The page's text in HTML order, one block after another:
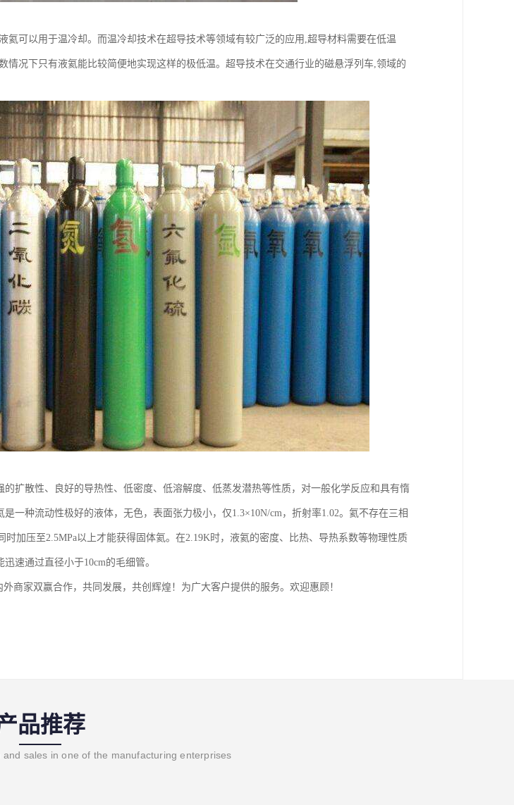
氦可以用于温冷却。而温冷却技术在超导技术等领域有较广泛的应用,超导材料需要在低温
情况下只有液氦能比较简便地实现这样的极低温。超导技术在交通行业的磁悬浮列车,领域的
扩散性、良好的导热性、低密度、低溶解度、低蒸发潜热等性质，对一般化学反应和具有惰
一种流动性极好的液体，无色，表面张力极小，仅1.3×10N/cm，折射率1.02。氦不存在三相
加压至2.5MPa以上才能获得固体氦。在2.19K时，液氦的密度、比热、导热系数等物理性质
速通过直径小于10cm的毛细管。
商家双赢合作，共同发展，共创辉煌！为广大客户提供的服务。欢迎惠顾！
品推荐
sales in one of the manufacturing enterprises